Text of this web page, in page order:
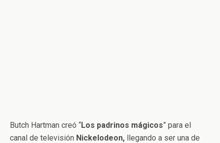
Butch Hartman creó “Los padrinos mágicos” para el
canal de televisión Nickelodeon, llegando a ser una de